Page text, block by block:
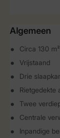
Algemeen
Circa 130 m²
Vrijstaand
Drie
Rietgedekte
Twee
Centrale
Inpandige